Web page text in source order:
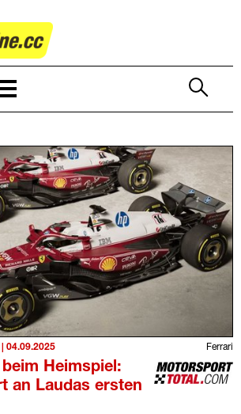
Ferrari
04.09.2025
Heimspiel:
an Laudas ersten